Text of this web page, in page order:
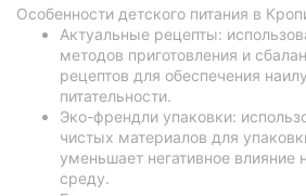
Особенности детского питания в
Актуальные рецепты:
методов приготовления и
рецептов для обеспечения
питательности.
Эко-френдли упаковки:
чистых материалов для
уменьшает негативное
среду.